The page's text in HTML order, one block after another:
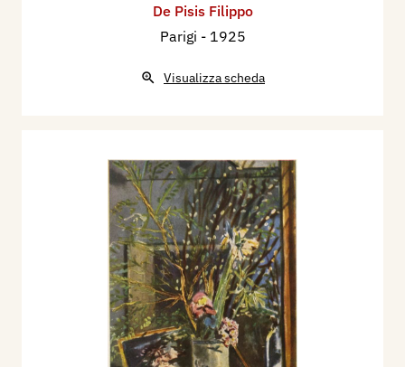
De Pisis Filippo
Parigi - 1925
Visualizza scheda